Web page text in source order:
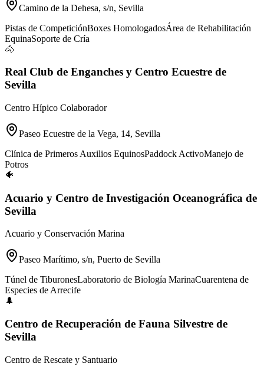
Camino de la Dehesa, s/n, Sevilla
Pistas de CompeticiónBoxes HomologadosÁrea de Rehabilitación
EquinaSoporte de Cría
🐴
Real Club de Enganches y Centro Ecuestre de
Sevilla
Centro Hípico Colaborador
Paseo Ecuestre de la Vega, 14, Sevilla
Clínica de Primeros Auxilios EquinosPaddock ActivoManejo de
Potros
🐠
Acuario y Centro de Investigación Oceanográfica de
Sevilla
Acuario y Conservación Marina
Paseo Marítimo, s/n, Puerto de Sevilla
Túnel de TiburonesLaboratorio de Biología MarinaCuarentena de
Especies de Arrecife
🌲
Centro de Recuperación de Fauna Silvestre de
Sevilla
Centro de Rescate y Santuario